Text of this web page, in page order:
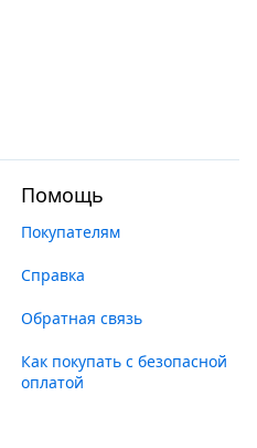
Помощь
Покупателям
Справка
Обратная связь
Как покупать с безопасной
оплатой